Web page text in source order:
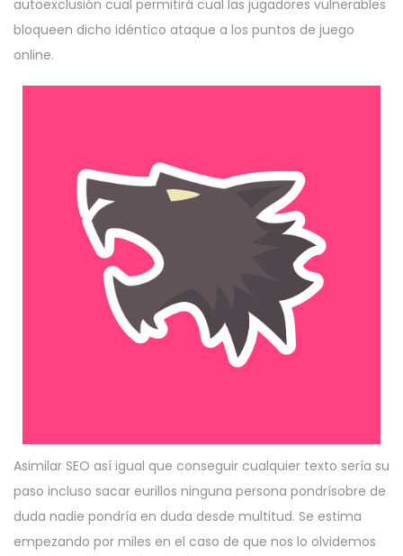
autoexclusión cual permitirá cual las jugadores vulnerables
bloqueen dicho idéntico ataque a los puntos de juego
online.
Asimilar SEO así­ igual que conseguir cualquier texto serí­a su
paso incluso sacar eurillos ninguna persona pondrí­sobre de
duda nadie pondrí­a en duda desde multitud. Se estima
empezando por miles en el caso de que nos lo olvidemos